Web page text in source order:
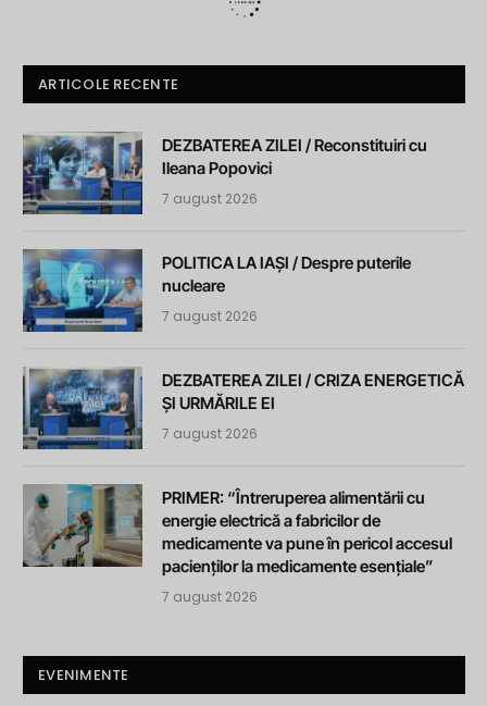
ARTICOLE RECENTE
DEZBATEREA ZILEI / Reconstituiri cu
Ileana Popovici
7 august 2026
POLITICA LA IAȘI / Despre puterile
nucleare
7 august 2026
DEZBATEREA ZILEI / CRIZA ENERGETICĂ
ȘI URMĂRILE EI
7 august 2026
PRIMER: “Întreruperea alimentării cu
energie electrică a fabricilor de
medicamente va pune în pericol accesul
pacienților la medicamente esențiale”
7 august 2026
EVENIMENTE